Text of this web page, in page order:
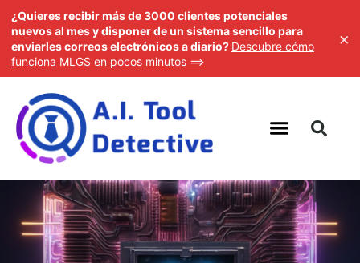
¿Quieres recibir más de 3000 clientes potenciales
nuevos al mes y disponer de un sistema sencillo para
enviarles correos electrónicos a diario? Descubre cómo
funciona MLGS en pocos minutos ==>
×